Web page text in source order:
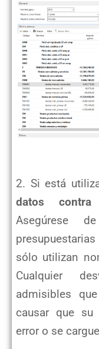
2. Si está
datos
Asegúrese
sólo utilizan
Cualquier
admisibles
causar que su
error o se